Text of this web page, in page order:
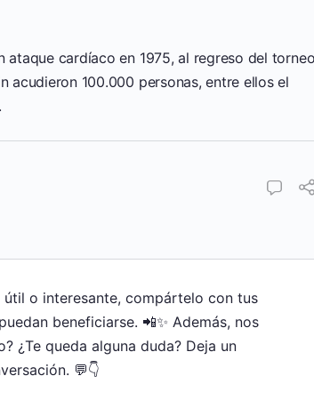
ataque cardíaco en 1975, al regreso del
acudieron 100.000 personas, entre ellos el
o interesante, compártelo con tus
beneficiarse. 📲✨ Además, nos
¿Te queda alguna duda? Deja un
💬👇